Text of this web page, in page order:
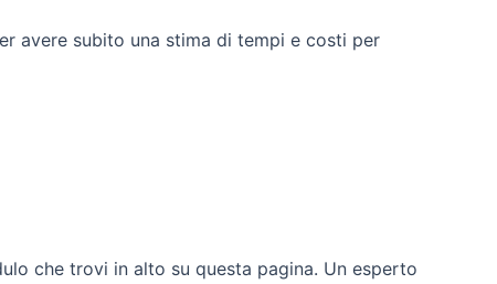
avere subito una stima di tempi e costi per
che trovi in alto su questa pagina. Un esperto